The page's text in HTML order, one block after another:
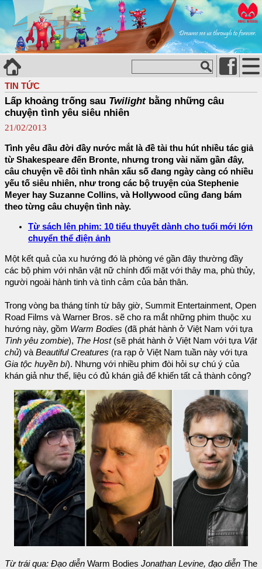
TIN TỨC
Lấp khoảng trống sau Twilightbằng những câu
chuyện tình yêu siêu nhiên
21/02/2013
Tình yêu đầu đời đầy nước mắt là đề tài thu hút nhiều tác giả
từ Shakespeare đến Bronte, nhưng trong vài năm gần đây,
câu chuyện về đôi tình nhân xấu số đang ngày càng có nhiều
yếu tố siêu nhiên, như trong các bộ truyện của Stephenie
Meyer hay Suzanne Collins, và Hollywood cũng đang bám
theo từng câu chuyện tình này.
Từ sách lên phim: 10 tiểu thuyết dành cho tuổi mới lớn
chuyển thể điện ảnh
Một kết quả của xu hướng đó là phòng vé gần đây thường đầy
các bộ phim với nhân vật nữ chính đối mặt với thây ma, phù thủy,
người ngoài hành tinh và tình cảm của bản thân.
Trong vòng ba tháng tính từ bây giờ, Summit Entertainment, Open
Road Films và Warner Bros. sẽ cho ra mắt những phim thuộc xu
hướng này, gồm Warm Bodies (đã phát hành ở Việt Nam với tựa
Tình yêu zombie), The Host(sẽ phát hành ở Việt Nam với tựa Vật
chủ) và Beautiful Creatures (ra rạp ở Việt Nam tuần này với tựa
Gia tộc huyền bí). Nhưng với nhiều phim đòi hỏi sự chú ý của
khán giả như thế, liệu có đủ khán giả để khiến tất cả thành công?
Từ trái qua: Đạo diễn Warm Bodies Jonathan Levine, đạo diễn The